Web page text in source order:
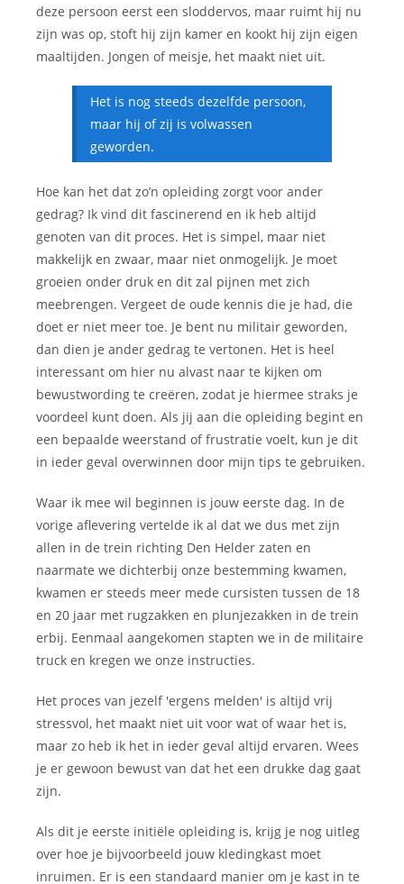
deze persoon eerst een sloddervos, maar ruimt hij nu
zijn was op, stoft hij zijn kamer en kookt hij zijn eigen
maaltijden. Jongen of meisje, het maakt niet uit.
Het is nog steeds dezelfde persoon,
maar hij of zij is volwassen
geworden.
Hoe kan het dat zo’n opleiding zorgt voor ander
gedrag? Ik vind dit fascinerend en ik heb altijd
genoten van dit proces. Het is simpel, maar niet
makkelijk en zwaar, maar niet onmogelijk. Je moet
groeien onder druk en dit zal pijnen met zich
meebrengen. Vergeet de oude kennis die je had, die
doet er niet meer toe. Je bent nu militair geworden,
dan dien je ander gedrag te vertonen. Het is heel
interessant om hier nu alvast naar te kijken om
bewustwording te creëren, zodat je hiermee straks je
voordeel kunt doen. Als jij aan die opleiding begint en
een bepaalde weerstand of frustratie voelt, kun je dit
in ieder geval overwinnen door mijn tips te gebruiken.
Waar ik mee wil beginnen is jouw eerste dag. In de
vorige aflevering vertelde ik al dat we dus met zijn
allen in de trein richting Den Helder zaten en
naarmate we dichterbij onze bestemming kwamen,
kwamen er steeds meer mede cursisten tussen de 18
en 20 jaar met rugzakken en plunjezakken in de trein
erbij. Eenmaal aangekomen stapten we in de militaire
truck en kregen we onze instructies.
Het proces van jezelf 'ergens melden' is altijd vrij
stressvol, het maakt niet uit voor wat of waar het is,
maar zo heb ik het in ieder geval altijd ervaren. Wees
je er gewoon bewust van dat het een drukke dag gaat
zijn.
Als dit je eerste initiële opleiding is, krijg je nog uitleg
over hoe je bijvoorbeeld jouw kledingkast moet
inruimen. Er is een standaard manier om je kast in te